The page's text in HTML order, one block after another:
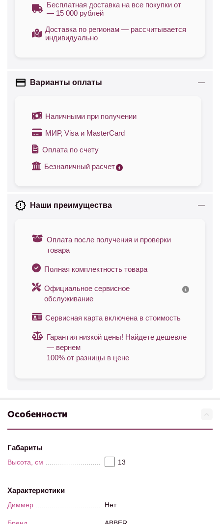
Бесплатная доставка на все покупки от
— 15 000 рублей
Доставка по регионам — рассчитывается
индивидуально
Варианты оплаты
Наличными при получении
МИР, Visa и MasterCard
Оплата по счету
Безналичный расчет
Наши преимущества
Оплата после получения и проверки
товара
Полная комплектность товара
Официальное сервисное
обслуживание
Сервисная карта включена в стоимость
Гарантия низкой цены! Найдете дешевле
— вернем
100% от разницы в цене
Особенности
Габариты
Высота, см 13
Характеристики
Диммер Нет